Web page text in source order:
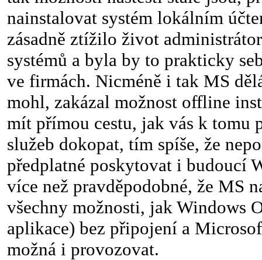
nainstalovat systém lokálním
zásadně ztížilo život
systémů a byla by to prakticky
ve firmách. Nicméně i tak MS
mohl, zakázal možnost offline
mít přímou cestu, jak vás k tomu
služeb dokopat, tím spíše, že
předplatné poskytovat i budoucí
více než pravděpodobné, že MS
všechny možnosti, jak Windows
aplikace) bez připojení a
možná i provozovat.